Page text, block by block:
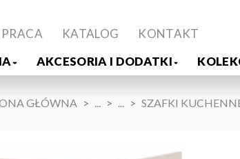
AKCESORIA I DODATKI
PRACA KATALOG KONTAKT
GŁÓWNA ... ... SZAFKI